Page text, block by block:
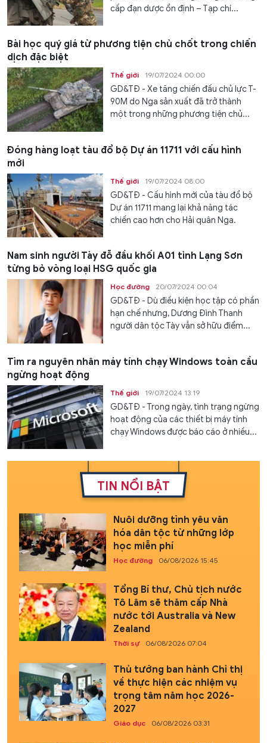
cấp đạn dược ổn định – Tạp chí...
Bài học quý giá từ phương tiện chủ chốt trong chiến
dịch đặc biệt
Thế giới 19/07/2024 00:00
GD&TĐ - Xe tăng chiến đấu chủ lực T-
90M do Nga sản xuất đã trở thành
một trong những phương tiện chủ...
Đóng hàng loạt tàu đổ bộ Dự án 11711 với cấu hình
mới
Thế giới 19/07/2024 08:00
GD&TĐ - Cấu hình mới của tàu đổ bộ
Dự án 11711 mang lại khả năng tác
chiến cao hơn cho Hải quân Nga.
Nam sinh người Tày đỗ đầu khối A01 tỉnh Lạng Sơn
từng bỏ vòng loại HSG quốc gia
Học đường 20/07/2024 00:04
GD&TĐ - Dù điều kiện học tập có phần
hạn chế nhưng, Dương Đình Thanh
người dân tộc Tày vẫn sở hữu điểm...
Tìm ra nguyên nhân máy tính chạy Windows toàn cầu
ngừng hoạt động
Thế giới 19/07/2024 13:19
GD&TĐ - Trong ngày, tình trạng ngừng
hoạt động của các thiết bị máy tính
chạy Windows được báo cáo ở nhiều...
TIN NỔI BẬT
Nuôi dưỡng tình yêu văn
hóa dân tộc từ những lớp
học miễn phí
Học đường 06/08/2026 15:45
Tổng Bí thư, Chủ tịch nước
Tô Lâm sẽ thăm cấp Nhà
nước tới Australia và New
Zealand
Thời sự 06/08/2026 07:04
Thủ tướng ban hành Chỉ thị
về thực hiện các nhiệm vụ
trọng tâm năm học 2026-
2027
Giáo dục 06/08/2026 03:31